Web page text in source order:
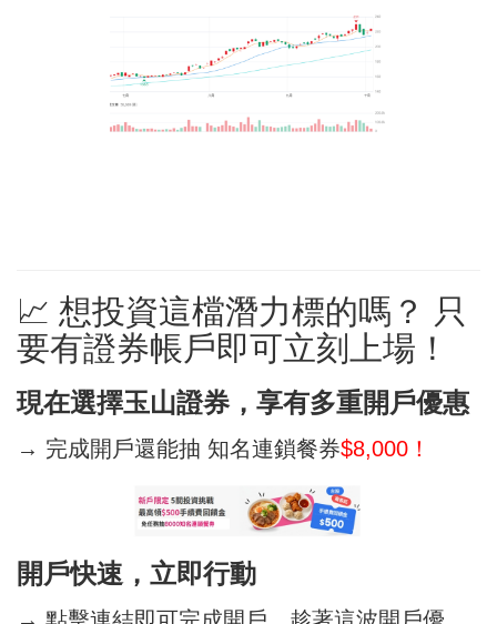
📈 想投資這檔潛力標的嗎？ 只
要有證券帳戶即可立刻上場！
現在選擇玉山證券，享有多重開戶優惠
→ 完成開戶還能抽 知名連鎖餐券$8,000！
開戶快速，立即行動